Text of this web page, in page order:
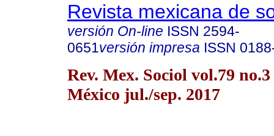
Revista mexicana de
versión On-line ISSN 2594-
0651versión impresa ISSN
Rev. Mex. Sociol vol.79
México jul./sep. 2017